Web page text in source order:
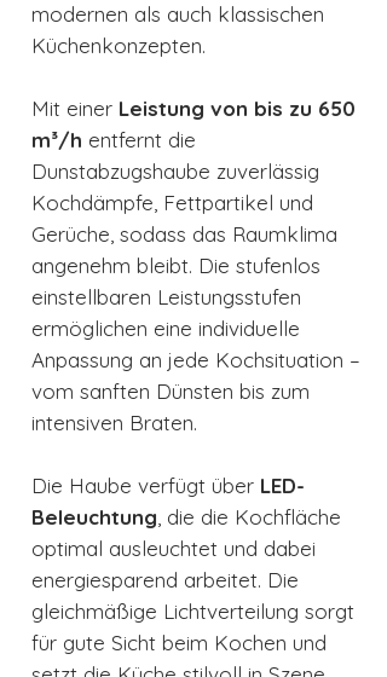
modernen als auch klassischen
Küchenkonzepten.
Mit einer Leistung von bis zu 650
m³/h entfernt die
Dunstabzugshaube zuverlässig
Kochdämpfe, Fettpartikel und
Gerüche, sodass das Raumklima
angenehm bleibt. Die stufenlos
einstellbaren Leistungsstufen
ermöglichen eine individuelle
Anpassung an jede Kochsituation –
vom sanften Dünsten bis zum
intensiven Braten.
Die Haube verfügt über LED-
Beleuchtung, die die Kochfläche
optimal ausleuchtet und dabei
energiesparend arbeitet. Die
gleichmäßige Lichtverteilung sorgt
für gute Sicht beim Kochen und